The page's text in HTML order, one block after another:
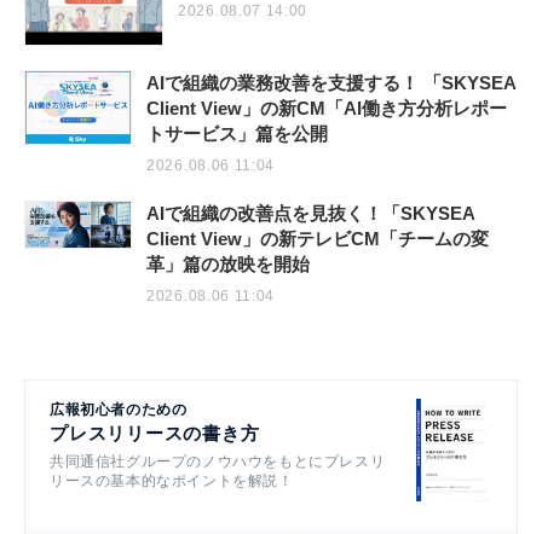
2026.08.07 14:00
AIで組織の業務改善を支援する！ 「SKYSEA
Client View」の新CM「AI働き方分析レポー
トサービス」篇を公開
2026.08.06 11:04
AIで組織の改善点を見抜く！「SKYSEA
Client View」の新テレビCM「チームの変
革」篇の放映を開始
2026.08.06 11:04
広報初心者のための
プレスリリースの書き方
共同通信社グループのノウハウをもとにプレスリ
リースの基本的なポイントを解説！